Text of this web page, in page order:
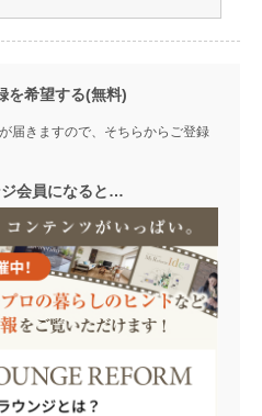
を希望する(無料)
届きますので、そちらからご登録
会員になると…